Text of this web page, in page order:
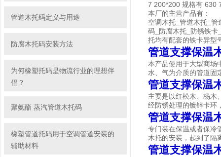
管道木托码定义与用途
防腐木托码安装方法
为何橡塑托码是物流行业的理想伴
侣？
聚氨酯 蒸汽管道木托码
橡塑管道托码用于空调管道安装的
辅助材料
7 200*200 规格有
本厂的主营产品有：
空调木托_管道木托_
码_防腐木托_防锈铁卡
托均有配套的铁卡异型
管道支撑保温
本产品使用于大型商场
水、气为介质的管道固
管道支撑保温
主要是以红松木、杨木
经防锈处理的镀锌卡环
管道支撑保温
专门装在保温或者保冷
木托的安装，起到了隔
管道支撑保温